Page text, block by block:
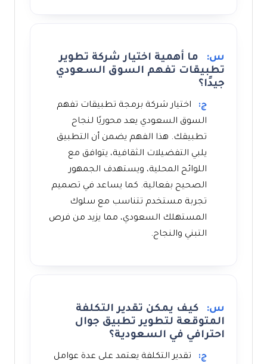
س:
ما أهمية اختيار شركة تطوير
تطبيقات تفهم السوق السعودي
جيدًا؟
ج:
اختيار شركة برمجة تطبيقات تفهم
السوق السعودي يعد محوريًا لنجاح
تطبيقك. هذا الفهم يضمن أن التطبيق
يلبي التفضيلات الثقافية، يتوافق مع
اللوائح المحلية، ويستهدف الجمهور
الصحيح بفعالية. كما يساعد في تصميم
تجربة مستخدم تتناسب مع سلوك
المستهلك السعودي، مما يزيد من فرص
التبني والنجاح.
س:
كيف يمكن تقدير التكلفة
المتوقعة لتطوير تطبيق جوال
احترافي في السعودية؟
ج: تقدير التكلفة يعتمد على عدة عوامل